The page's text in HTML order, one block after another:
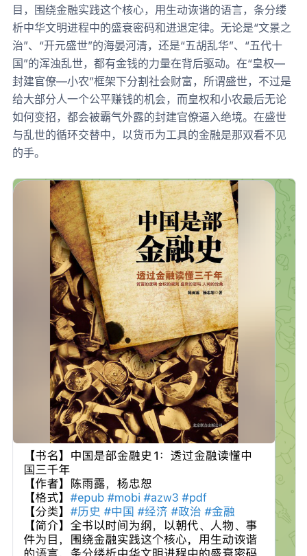
目，围绕金融实践这个核心，用生动诙谐的语言，条分缕
析中华文明进程中的盛衰密码和进退定律。无论是“文景之
治”、“开元盛世”的海晏河清，还是“五胡乱华”、“五代十
国”的浑浊乱世，都有金钱的力量在背后驱动。在“皇权—
封建官僚—小农”框架下分割社会财富，所谓盛世，不过是
给大部分人一个公平赚钱的机会，而皇权和小农最后无论
如何变招，都会被霸气外露的封建官僚逼入绝境。在盛世
与乱世的循环交替中，以货币为工具的金融是那双看不见
的手。